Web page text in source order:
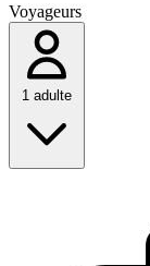
Voyageurs
1 adulte